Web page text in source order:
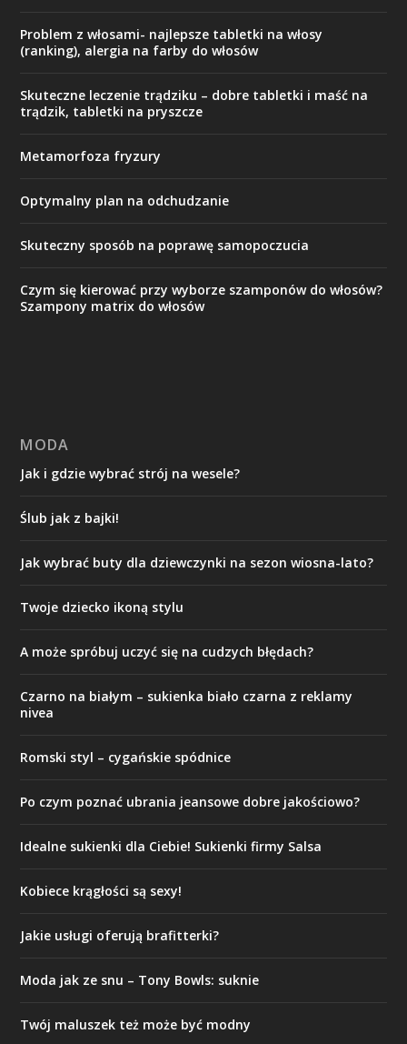
Problem z włosami- najlepsze tabletki na włosy
(ranking), alergia na farby do włosów
Skuteczne leczenie trądziku – dobre tabletki i maść na
trądzik, tabletki na pryszcze
Metamorfoza fryzury
Optymalny plan na odchudzanie
Skuteczny sposób na poprawę samopoczucia
Czym się kierować przy wyborze szamponów do włosów?
Szampony matrix do włosów
MODA
Jak i gdzie wybrać strój na wesele?
Ślub jak z bajki!
Jak wybrać buty dla dziewczynki na sezon wiosna-lato?
Twoje dziecko ikoną stylu
A może spróbuj uczyć się na cudzych błędach?
Czarno na białym – sukienka biało czarna z reklamy
nivea
Romski styl – cygańskie spódnice
Po czym poznać ubrania jeansowe dobre jakościowo?
Idealne sukienki dla Ciebie! Sukienki firmy Salsa
Kobiece krągłości są sexy!
Jakie usługi oferują brafitterki?
Moda jak ze snu – Tony Bowls: suknie
Twój maluszek też może być modny